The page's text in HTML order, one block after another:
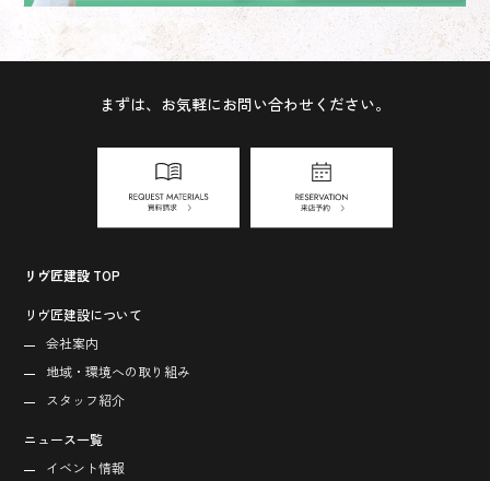
まずは、お気軽にお問い合わせください。
リヴ匠建設 TOP
リヴ匠建設について
会社案内
地域・環境への取り組み
スタッフ紹介
ニュース一覧
イベント情報